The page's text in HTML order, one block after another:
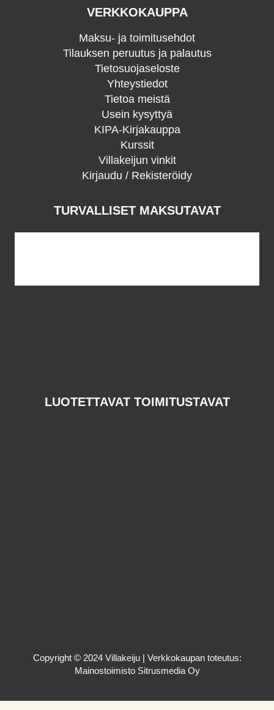
VERKKOKAUPPA
Maksu- ja toimitusehdot
Tilauksen peruutus ja palautus
Tietosuojaseloste
Yhteystiedot
Tietoa meistä
Usein kysyttyä
KIPA-Kirjakauppa
Kurssit
Villakeijun vinkit
Kirjaudu / Rekisteröidy
TURVALLISET MAKSUTAVAT
LUOTETTAVAT TOIMITUSTAVAT
Copyright © 2024 Villakeiju | Verkkokaupan toteutus:
Mainostoimisto Sitrusmedia Oy